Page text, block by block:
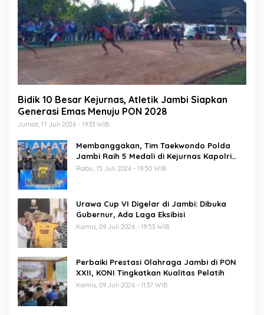
Bidik 10 Besar Kejurnas, Atletik Jambi Siapkan
Generasi Emas Menuju PON 2028
Jumat, 17 Juli 2026 - 19:33 WIB
Membanggakan, Tim Taekwondo Polda
Jambi Raih 5 Medali di Kejurnas Kapolri
Cup 7
Rabu, 15 Juli 2026 - 19:50 WIB
Urawa Cup VI Digelar di Jambi: Dibuka
Gubernur, Ada Laga Eksibisi
Kamis, 09 Juli 2026 - 19:53 WIB
Perbaiki Prestasi Olahraga Jambi di PON
XXII, KONI Tingkatkan Kualitas Pelatih
Kamis, 09 Juli 2026 - 11:37 WIB